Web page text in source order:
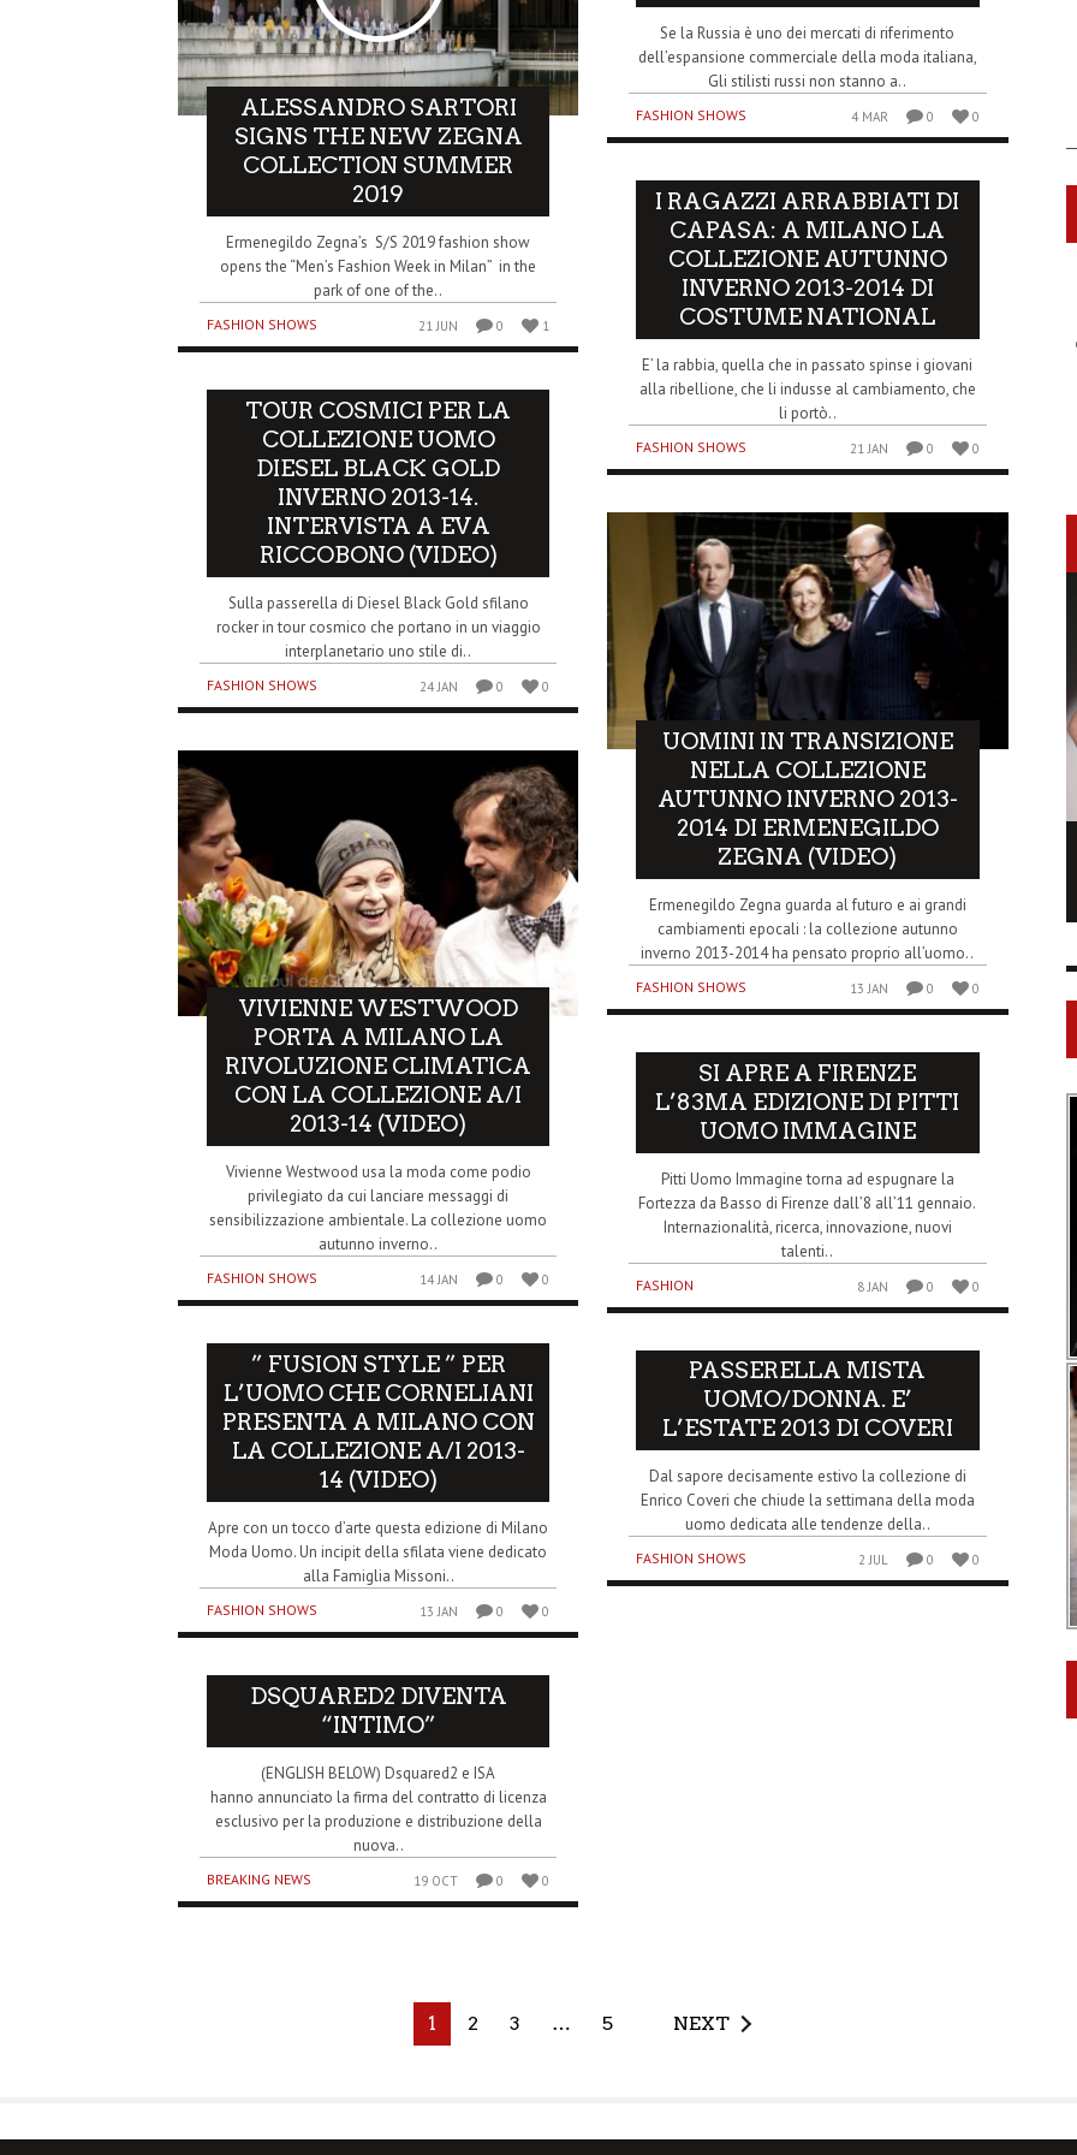
ALESSANDRO SARTORI
SIGNS THE NEW ZEGNA
COLLECTION SUMMER
2019
Ermenegildo Zegna’s S/S 2019 fashion show
opens the “Men’s Fashion Week in Milan” in the
park of one of the..
FASHION SHOWS 21 JUN 0 1
TOUR COSMICI PER LA
COLLEZIONE UOMO
DIESEL BLACK GOLD
INVERNO 2013-14.
INTERVISTA A EVA
RICCOBONO (VIDEO)
Sulla passerella di Diesel Black Gold sfilano
rocker in tour cosmico che portano in un viaggio
interplanetario uno stile di..
FASHION SHOWS 24 JAN 0 0
VIVIENNE WESTWOOD
PORTA A MILANO LA
RIVOLUZIONE CLIMATICA
CON LA COLLEZIONE A/I
2013-14 (VIDEO)
Vivienne Westwood usa la moda come podio
privilegiato da cui lanciare messaggi di
sensibilizzazione ambientale. La collezione uomo
autunno inverno..
FASHION SHOWS 14 JAN 0 0
” FUSION STYLE ” PER
L’UOMO CHE CORNELIANI
PRESENTA A MILANO CON
LA COLLEZIONE A/I 2013-
14 (VIDEO)
Apre con un tocco d’arte questa edizione di Milano
Moda Uomo. Un incipit della sfilata viene dedicato
alla Famiglia Missoni..
FASHION SHOWS 13 JAN 0 0
DSQUARED2 DIVENTA
“INTIMO”
(ENGLISH BELOW) Dsquared2 e ISA
hanno annunciato la firma del contratto di licenza
esclusivo per la produzione e distribuzione della
nuova..
BREAKING NEWS 19 OCT 0 0
Se la Russia è uno dei mercati di riferimento
dell’espansione commerciale della moda italiana,
Gli stilisti russi non stanno a..
FASHION SHOWS 4 MAR 0 0
I RAGAZZI ARRABBIATI DI
CAPASA: A MILANO LA
COLLEZIONE AUTUNNO
INVERNO 2013-2014 DI
COSTUME NATIONAL
E’ la rabbia, quella che in passato spinse i giovani
alla ribellione, che li indusse al cambiamento, che
li portò..
FASHION SHOWS 21 JAN 0 0
UOMINI IN TRANSIZIONE
NELLA COLLEZIONE
AUTUNNO INVERNO 2013-
2014 DI ERMENEGILDO
ZEGNA (VIDEO)
Ermenegildo Zegna guarda al futuro e ai grandi
cambiamenti epocali : la collezione autunno
inverno 2013-2014 ha pensato proprio all’uomo..
FASHION SHOWS 13 JAN 0 0
SI APRE A FIRENZE
L’83MA EDIZIONE DI PITTI
UOMO IMMAGINE
Pitti Uomo Immagine torna ad espugnare la
Fortezza da Basso di Firenze dall’8 all’11 gennaio.
Internazionalità, ricerca, innovazione, nuovi
talenti..
FASHION 8 JAN 0 0
PASSERELLA MISTA
UOMO/DONNA. E’
L’ESTATE 2013 DI COVERI
Dal sapore decisamente estivo la collezione di
Enrico Coveri che chiude la settimana della moda
uomo dedicata alle tendenze della..
FASHION SHOWS 2 JUL 0 0
1 2 3 … 5 NEXT
LONGCHAMP IS THE FOURTH TIME IN
FASHION SHOWS 17 FEB